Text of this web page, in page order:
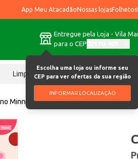
App Meu AtacadãoNossas lojasFolhetos
Entregue pela Loja - Vila
para o CEP
Escolha uma loja ou informe seu
CEP para ver ofertas da sua região
INFORMAR LOCALIZAÇÃO
Limpeza Chocolates
Minnie Foroni 80 folhas un